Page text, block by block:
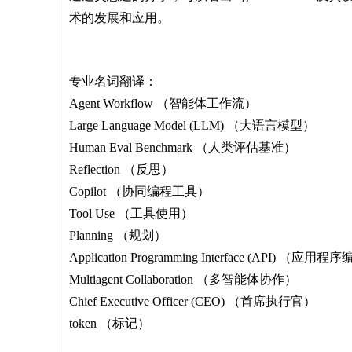
术的发展和应用。
专业名词翻译：
Agent Workflow （智能体工作流）
Large Language Model (LLM) （大语言模型）
Human Eval Benchmark （人类评估基准）
Reflection （反思）
Copilot （协同编程工具）
Tool Use （工具使用）
Planning （规划）
Application Programming Interface (API) （应用程序
Multiagent Collaboration （多智能体协作）
Chief Executive Officer (CEO) （首席执行官）
token （标记）